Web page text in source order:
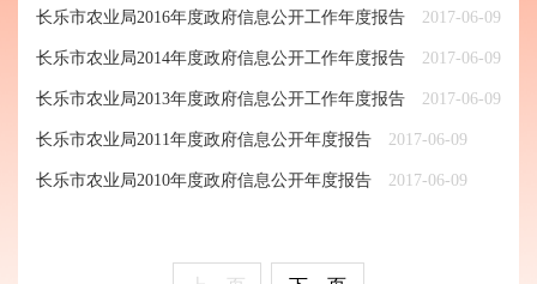
长乐市农业局2016年度政府信息公开工作年度报告 2017-06-09
长乐市农业局2014年度政府信息公开工作年度报告 2017-06-09
长乐市农业局2013年度政府信息公开工作年度报告 2017-06-09
长乐市农业局2011年度政府信息公开年度报告 2017-06-09
长乐市农业局2010年度政府信息公开年度报告 2017-06-09